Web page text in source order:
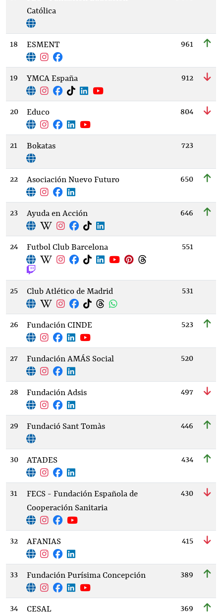
Católica
18 ESMENT 961
19 YMCA España 912
20 Educo 804
21 Bokatas 723
22 Asociación Nuevo Futuro 650
23 Ayuda en Acción 646
24 Futbol Club Barcelona 551
25 Club Atlético de Madrid 531
26 Fundación CINDE 523
27 Fundación AMÁS Social 520
28 Fundación Adsis 497
29 Fundació Sant Tomàs 446
30 ATADES 434
31
FECS - Fundación Española de
Cooperación Sanitaria
430
32 AFANIAS 415
33 Fundación Purísima Concepción 389
34 CESAL 369